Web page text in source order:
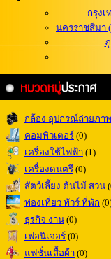
กรุง
นครราชสีมา
กล้อง อุปกรณ์ถ่ายภาพ
คอมพิวเตอร์ (0)
เครื่องใช้ไฟฟ้า (1)
เครื่องดนตรี (0)
สัตว์เลี้ยง ต้นไม้ สวน
ท่องเที่ยว ทัวร์ ที่พัก
ธุรกิจ งาน (0)
เฟอนิเจอร์ (0)
แฟชั่นเสื้อผ้า (0)